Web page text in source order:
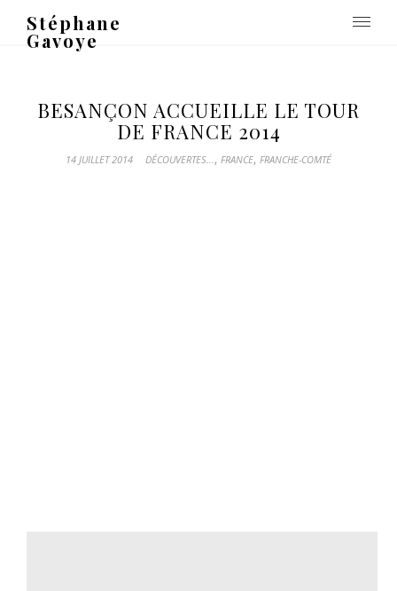
Stéphane
Gavoye
BESANÇON ACCUEILLE LE TOUR
DE FRANCE 2014
14 JUILLET 2014 DÉCOUVERTES..., FRANCE, FRANCHE-COMTÉ